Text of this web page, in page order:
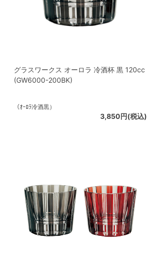
グラスワークス オーロラ 冷酒杯 黒 120cc
(GW6000-200BK)
（ｵｰﾛﾗ冷酒黒）
3,850円(税込)